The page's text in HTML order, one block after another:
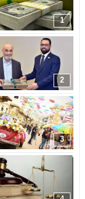
1
2
3